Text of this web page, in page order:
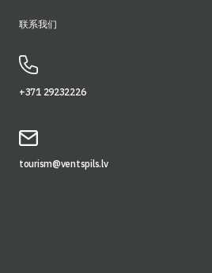
联系我们
+371 29232226
tourism@ventspils.lv